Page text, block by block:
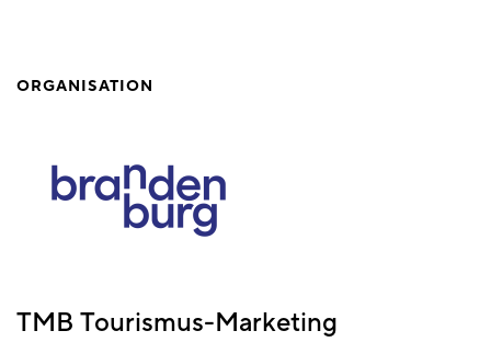
ORGANISATION
TMB Tourismus-Marketing